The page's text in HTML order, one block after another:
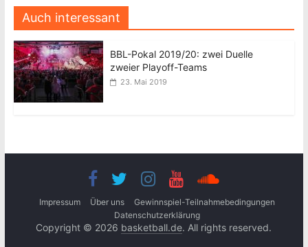
Auch interessant
BBL-Pokal 2019/20: zwei Duelle
zweier Playoff-Teams
23. Mai 2019
Impressum Über uns
Gewinnspiel-Teilnahmebedingungen
Datenschutzerklärung
Copyright © 2026 basketball.de. All rights reserved.